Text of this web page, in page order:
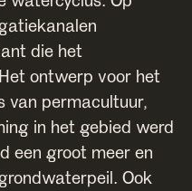
die het
ontwerp voor het
van permacultuur,
in het gebied werd
een groot meer en
Ook